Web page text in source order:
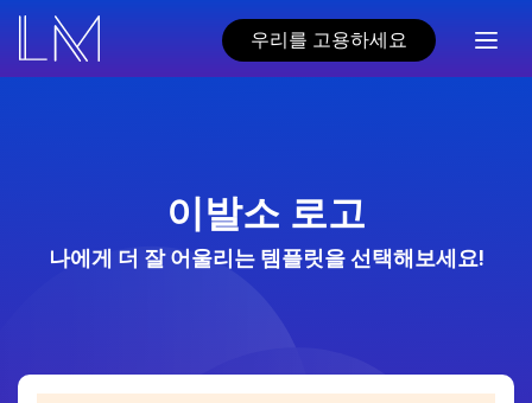
우리를 고용하세요
이발소 로고
나에게 더 잘 어울리는 템플릿을 선택해보세요!